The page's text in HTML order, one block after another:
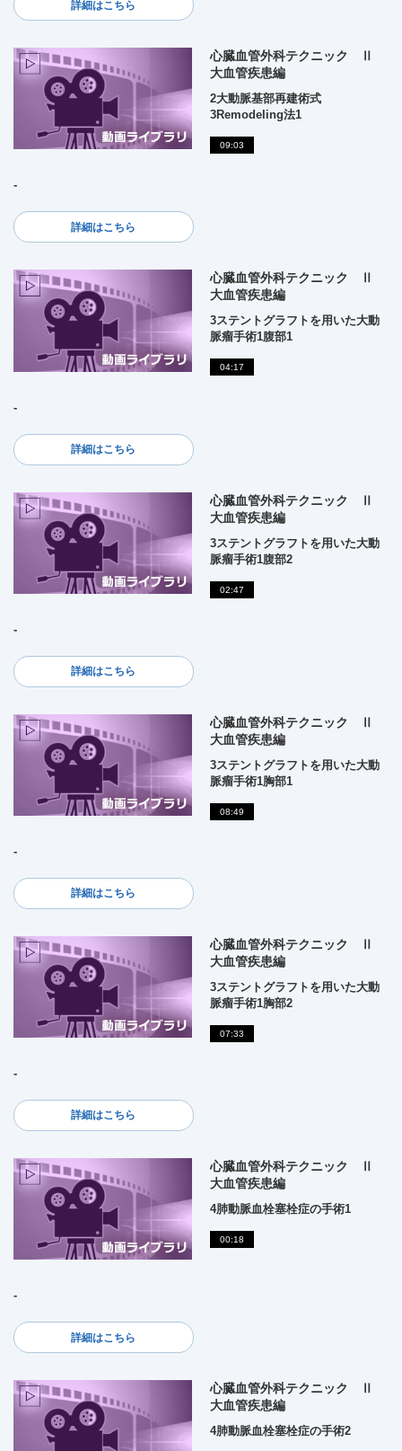
詳細はこちら
心臓血管外科テクニック Ⅱ
大血管疾患編
2大動脈基部再建術式
3Remodeling法1
09:03
-
詳細はこちら
心臓血管外科テクニック Ⅱ
大血管疾患編
3ステントグラフトを用いた大動
脈瘤手術1腹部1
04:17
-
詳細はこちら
心臓血管外科テクニック Ⅱ
大血管疾患編
3ステントグラフトを用いた大動
脈瘤手術1腹部2
02:47
-
詳細はこちら
心臓血管外科テクニック Ⅱ
大血管疾患編
3ステントグラフトを用いた大動
脈瘤手術1胸部1
08:49
-
詳細はこちら
心臓血管外科テクニック Ⅱ
大血管疾患編
3ステントグラフトを用いた大動
脈瘤手術1胸部2
07:33
-
詳細はこちら
心臓血管外科テクニック Ⅱ
大血管疾患編
4肺動脈血栓塞栓症の手術1
00:18
-
詳細はこちら
心臓血管外科テクニック Ⅱ
大血管疾患編
4肺動脈血栓塞栓症の手術2